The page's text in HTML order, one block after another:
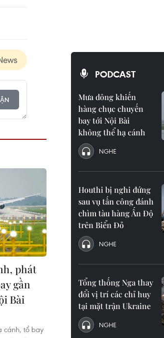
phát
gần
Bài
cánh, tổ bay
PODCAST
Mưa dông khiến
hàng chục chuyến
bay tới Nội Bài
không thể hạ cánh
NGHE
Houthi bị nghi đứng
sau vụ tấn công đánh
chìm tàu hàng Ấn Độ
trên Biển Đỏ
NGHE
Tổng thống Nga thay
đổi vị trí các chỉ huy
tại mặt trận Ukraine
NGHE